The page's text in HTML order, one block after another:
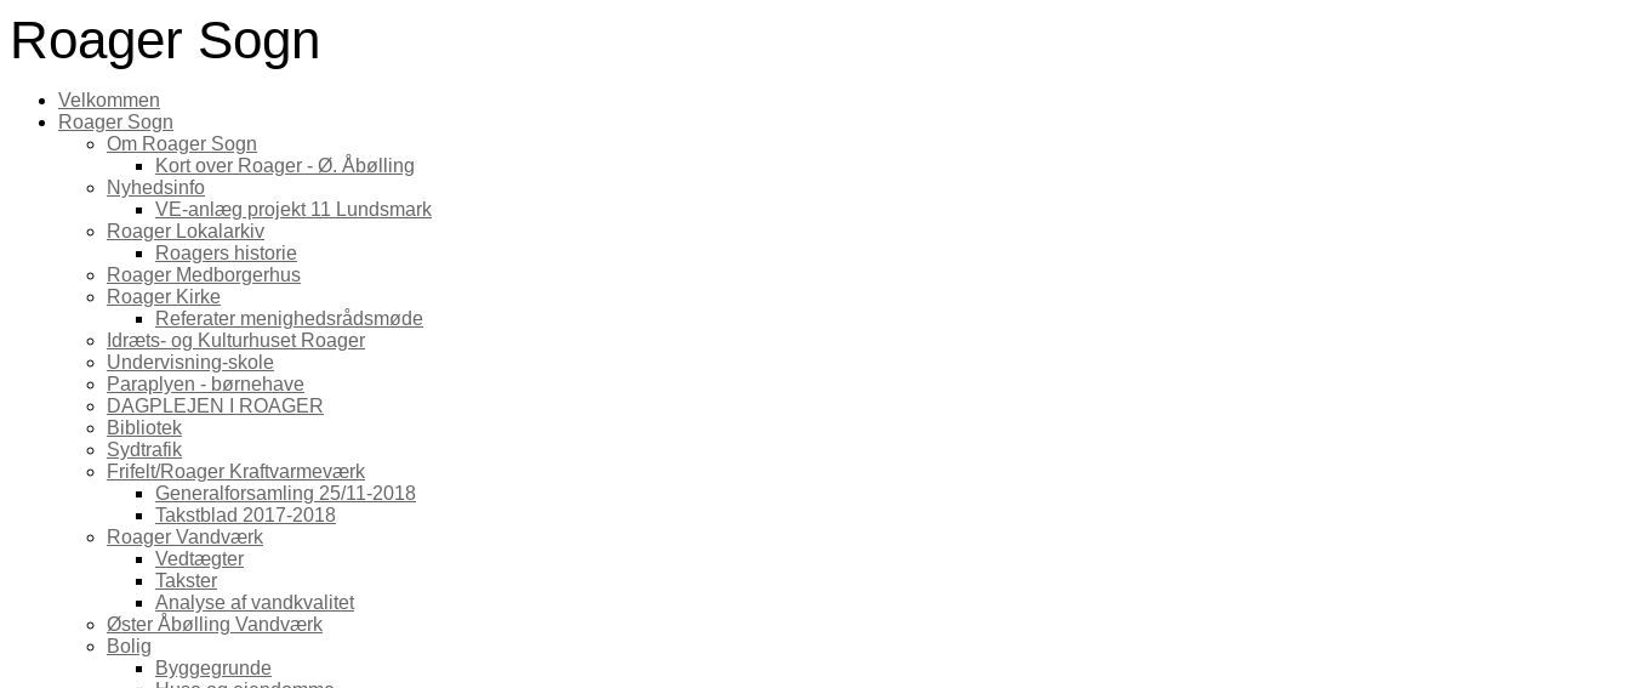
Roager Sogn
Velkommen
Roager Sogn
Om Roager Sogn
Kort over Roager - Ø. Åbølling
Nyhedsinfo
VE-anlæg projekt 11 Lundsmark
Roager Lokalarkiv
Roagers historie
Roager Medborgerhus
Roager Kirke
Referater menighedsrådsmøde
Idræts- og Kulturhuset Roager
Undervisning-skole
Paraplyen - børnehave
DAGPLEJEN I ROAGER
Bibliotek
Sydtrafik
Frifelt/Roager Kraftvarmeværk
Generalforsamling 25/11-2018
Takstblad 2017-2018
Roager Vandværk
Vedtægter
Takster
Analyse af vandkvalitet
Øster Åbølling Vandværk
Bolig
Byggegrunde